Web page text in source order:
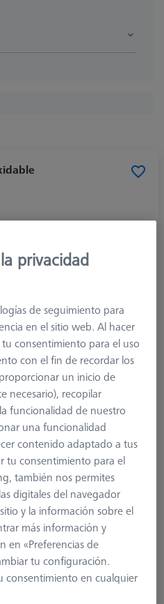
Extension
5,0 mm
Steel
M2
Extend
privacidad
de seguimiento para
en el sitio web. Al hacer
consentimiento para el uso
con el fin de recordar los
un inicio de
necesario), recopilar
funcionalidad de nuestro
una funcionalidad
contenido adaptado a tus
tu consentimiento para el
también nos permites
digitales del navegador
y la información sobre el
más información y
en «Preferencias de
tu configuración.
consentimiento en cualquier